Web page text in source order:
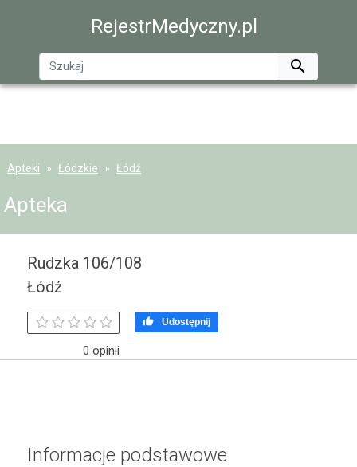
RejestrMedyczny.pl

Apteki Łódzkie Łódź
Apteka
Rudzka 106/108
Łódź
0 opinii
 Udostępnij
Informacje podstawowe